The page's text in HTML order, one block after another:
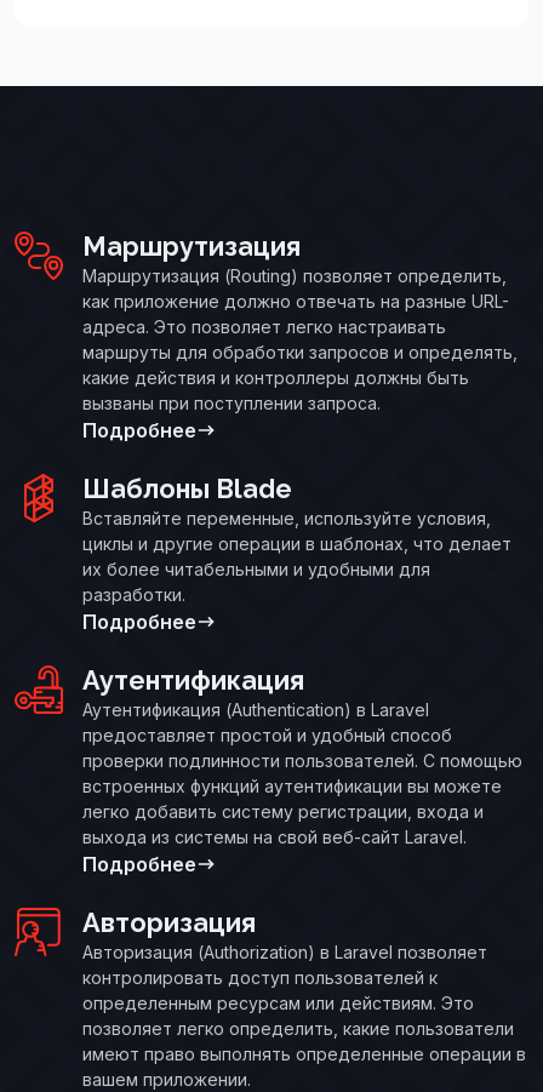
Маршрутизация
Маршрутизация (Routing) позволяет определить,
как приложение должно отвечать на разные URL-
адреса. Это позволяет легко настраивать
маршруты для обработки запросов и определять,
какие действия и контроллеры должны быть
вызваны при поступлении запроса.
Подробнее
Шаблоны Blade
Вставляйте переменные, используйте условия,
циклы и другие операции в шаблонах, что делает
их более читабельными и удобными для
разработки.
Подробнее
Аутентификация
Аутентификация (Authentication) в Laravel
предоставляет простой и удобный способ
проверки подлинности пользователей. С помощью
встроенных функций аутентификации вы можете
легко добавить систему регистрации, входа и
выхода из системы на свой веб-сайт Laravel.
Подробнее
Авторизация
Авторизация (Authorization) в Laravel позволяет
контролировать доступ пользователей к
определенным ресурсам или действиям. Это
позволяет легко определить, какие пользователи
имеют право выполнять определенные операции в
вашем приложении.